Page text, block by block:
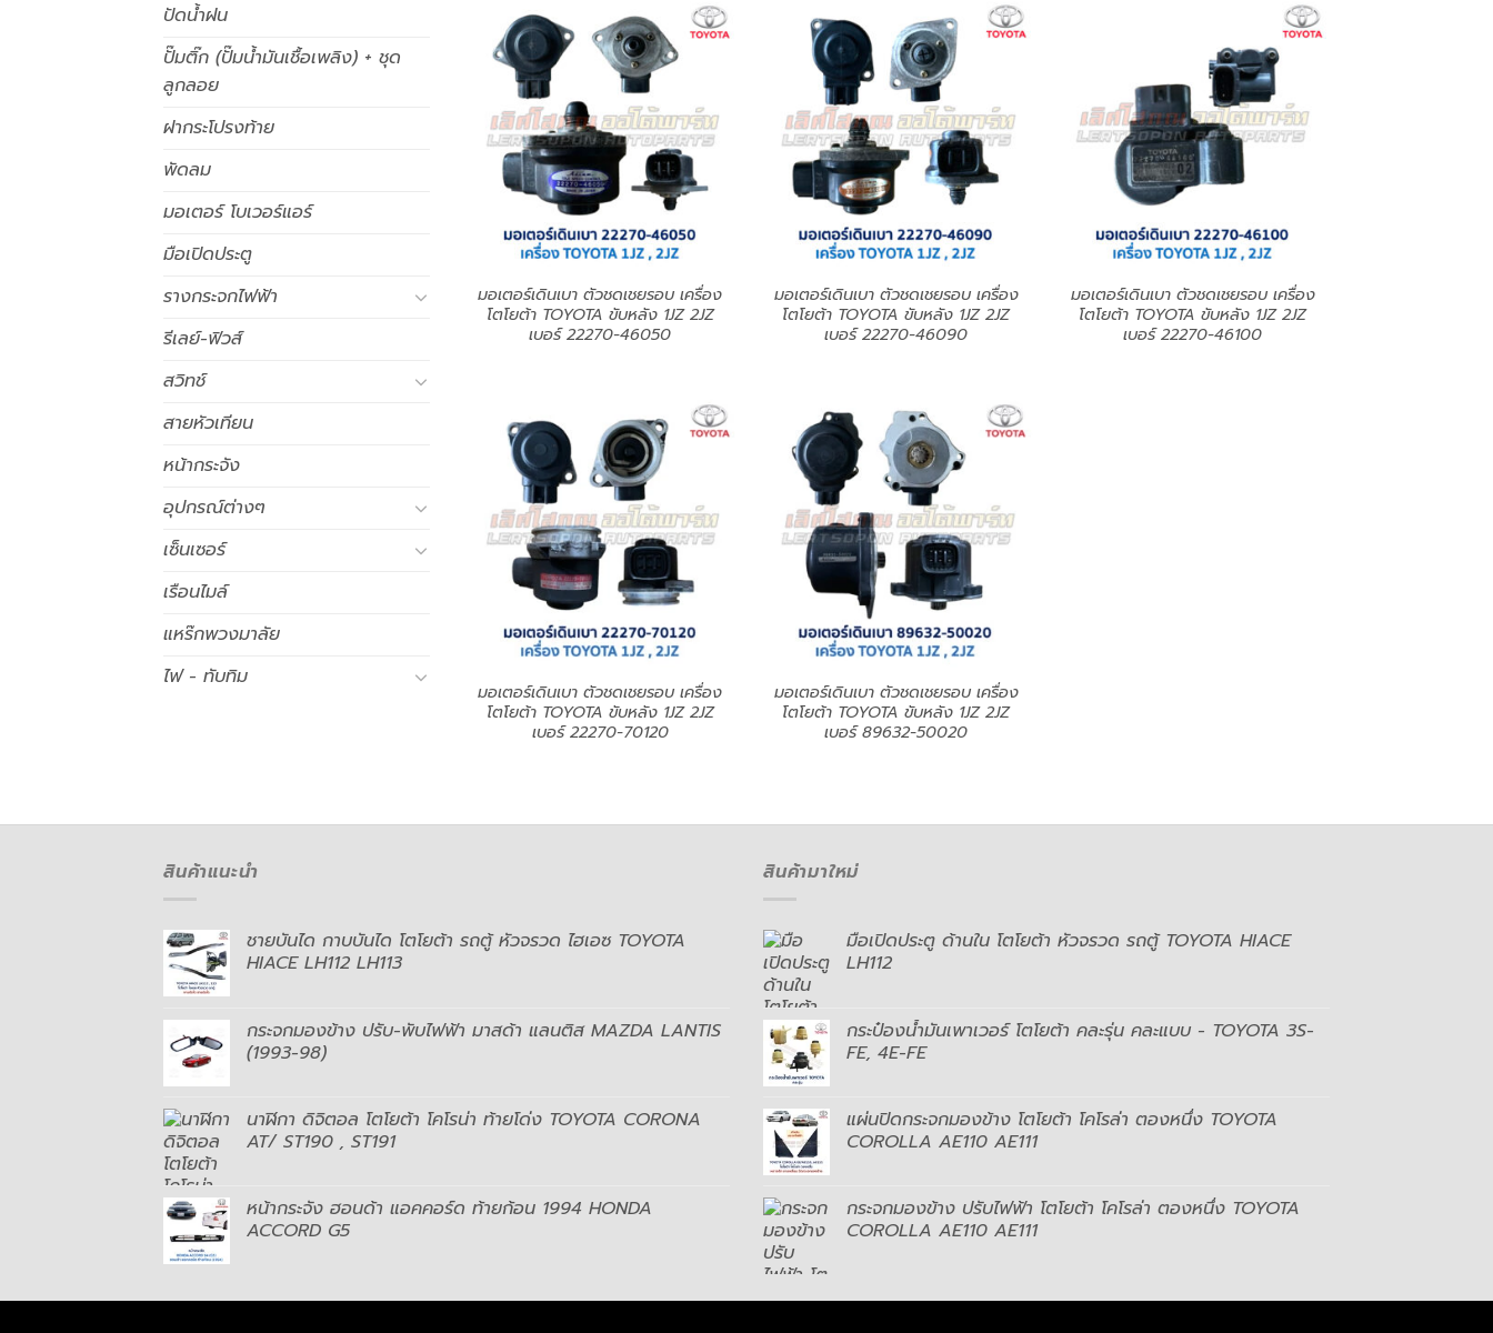
ปัดน้ำฝน
ปั๊มติ๊ก (ปั๊มน้ำมันเชื้อเพลิง) + ชุด
ลูกลอย
ฝากระโปรงท้าย
พัดลม
มอเตอร์ โบเวอร์แอร์
มือเปิดประตู
รางกระจกไฟฟ้า
รีเลย์-ฟิวส์
สวิทช์
สายหัวเทียน
หน้ากระจัง
อุปกรณ์ต่างๆ
เซ็นเซอร์
เรือนไมล์
แหร๊กพวงมาลัย
ไฟ - ทับทิม
มอเตอร์เดินเบา ตัวชดเชยรอบ เครื่อง
โตโยต้า TOYOTA ขับหลัง 1JZ 2JZ
เบอร์ 22270-46050
มอเตอร์เดินเบา ตัวชดเชยรอบ เครื่อง
โตโยต้า TOYOTA ขับหลัง 1JZ 2JZ
เบอร์ 22270-46090
มอเตอร์เดินเบา ตัวชดเชยรอบ เครื่อง
โตโยต้า TOYOTA ขับหลัง 1JZ 2JZ
เบอร์ 22270-46100
มอเตอร์เดินเบา ตัวชดเชยรอบ เครื่อง
โตโยต้า TOYOTA ขับหลัง 1JZ 2JZ
เบอร์ 22270-70120
มอเตอร์เดินเบา ตัวชดเชยรอบ เครื่อง
โตโยต้า TOYOTA ขับหลัง 1JZ 2JZ
เบอร์ 89632-50020
สินค้าแนะนำ
ชายบันได กาบบันได โตโยต้า รถตู้ หัวจรวด ไฮเอซ TOYOTA
HIACE LH112 LH113
กระจกมองข้าง ปรับ-พับไฟฟ้า มาสด้า แลนติส MAZDA LANTIS
(1993-98)
นาฬิกา ดิจิตอล โตโยต้า โคโรน่า ท้ายโด่ง TOYOTA CORONA
AT/ ST190 , ST191
หน้ากระจัง ฮอนด้า แอคคอร์ด ท้ายก้อน 1994 HONDA
ACCORD G5
สินค้ามาใหม่
มือเปิดประตู ด้านใน โตโยต้า หัวจรวด รถตู้ TOYOTA HIACE
LH112
กระป๋องน้ำมันเพาเวอร์ โตโยต้า คละรุ่น คละแบบ - TOYOTA 3S-
FE, 4E-FE
แผ่นปิดกระจกมองข้าง โตโยต้า โคโรล่า ตองหนึ่ง TOYOTA
COROLLA AE110 AE111
กระจกมองข้าง ปรับไฟฟ้า โตโยต้า โคโรล่า ตองหนึ่ง TOYOTA
COROLLA AE110 AE111